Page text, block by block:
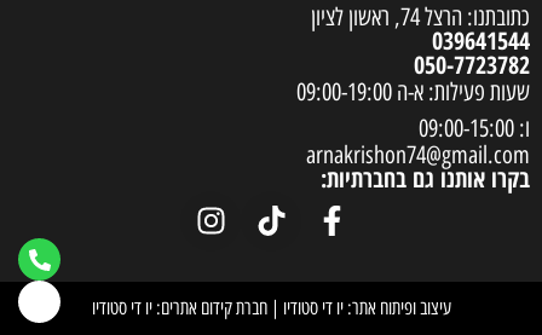
כתובתנו: הרצל 74, ראשון לציון
039641544
050-7723782
שעות פעילות: א-ה 09:00-19:00
ו: 09:00-15:00
arnakrishon74@gmail.com
בקרו אותנו גם בחברתיות:
עיצוב ופיתוח אתר: יו די סטודיו |חברת קידום אתרים: יו די סטודיו